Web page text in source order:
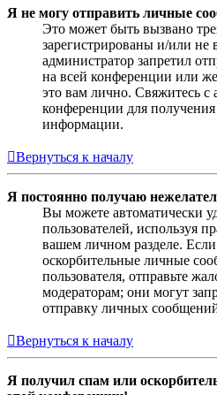
Я не могу отправить личные
Это может быть вызвано
зарегистрированы и/или
администратор запретил
на всей конференции или
это вам лично. Свяжитесь с
конференции для
информации.
Вернуться к началу
Я постоянно получаю
Вы можете автоматически
пользователей, используя
вашем личном разделе.
оскорбительные личные
пользователя, отправьте
модераторам; они могут
отправку личных
Вернуться к началу
Я получил спам или